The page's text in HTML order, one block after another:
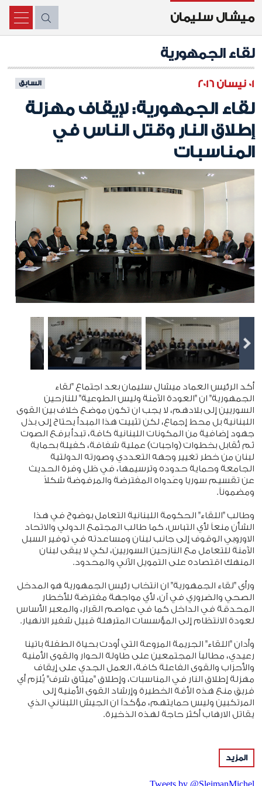
ميشال سليمان X
لقاء الجمهورية
01 نيسان 2016 السابق
لقاء الجمهورية: لإيقاف مهزلة
إطلاق النار وقتل الناس في
المناسبات
أكد الرئيس العماد ميشال سليمان بعد اجتماع "لقاء
الجمهورية" ان "العودة الآمنة وليس الطوعية" للنازحين
السوريين إلى بلادهم، لا يجب ان تكون موضع خلاف بين القوى
اللبنانية بل محط إجماع، لكن تثبيت هذا المبدأ يحتاج إلى بذل
جهود إضافية من المكونات اللبنانية كافة، تبدأ برفع الصوت
ثم تُقابل بخطوات (واجبات) عملية شفافة، كفيلة بحماية
لبنان من خطر تغيير وجهه التعددي وصورته الدولتية
الجامعة وحماية حدوده وترسيمها، في ظل وفرة الحديث
عن تقسيم سوريا وعَدواه المفترضة والمرفوضة شكلاً
ومضموناً.
وطالب "اللقاء" الحكومة اللبنانية التعامل بوضوح في هذا
الشأن منعاً لأي التباس، كما طالب المجتمع الدولي والاتحاد
الاوروبي الوقوف إلى جانب لبنان ومساعدته في توفير السبل
الآمنة للتعامل مع النازحين السوريين، لكي لا يبقى لبنان
المنهك اقتصاده على التمويل الآني والمحدود.
ورأى "لقاء الجمهورية" ان انتخاب رئيس الجمهورية هو المدخل
الصحي والضروري في آن، لأي مواجهة مفترضة للأخطار
المحدقة في الداخل كما في عواصم القرار، والمعبر الأساس
لعودة الانتظام إلى المؤسسات المترهلة قبيل شفير الانهيار.
وأدان "اللقاء" الجريمة المروعة التي أودت بحياة الطفلة باتينا
رعيدي، مطالباً المجتمعين على طاولة الحوار والقوى الأمنية
والأحزاب والقوى الفاعلة كافة، العمل الجدي على إيقاف
مهزلة إطلاق النار في المناسبات، وإطلاق "ميثاق شرف" يُلزم أي
فريق منع هذه الأفة الخطيرة وإرشاد القوى الأمنية إلى
المرتكبين وليس حمايتهم، مؤكداً ان الجيش اللبناني الذي
يقاتل الارهاب أكثر حاجة لهذه الذخيرة.
كما شدد "لقاء الجمهورية" على ضرورة عدم التهاون أو لفلفة
ملفات الفساد المفتوحة، سواء في قوى الأمن أم في الانترنت
المزيد
Tweets by @SleimanMichel